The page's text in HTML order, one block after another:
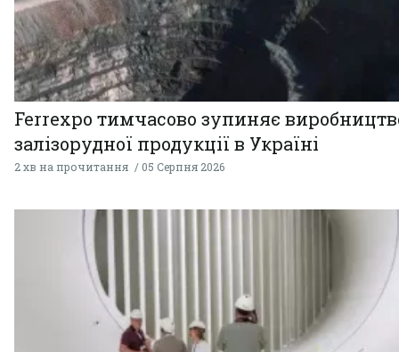
Ferrexpo тимчасово зупиняє
залізорудної продукції в Україні
2 хв на прочитання 05 Серпня 2026